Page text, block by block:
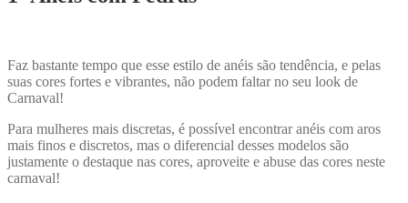
Faz bastante tempo que esse estilo de anéis são tendência, e pelas
suas cores fortes e vibrantes, não podem faltar no seu look de
Carnaval!
Para mulheres mais discretas, é possível encontrar anéis com aros
mais finos e discretos, mas o diferencial desses modelos são
justamente o destaque nas cores, aproveite e abuse das cores neste
carnaval!